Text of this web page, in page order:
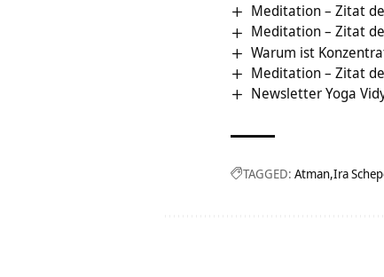
Meditation – Zitat
Meditation – Zitat
Warum ist
Meditation – Zitat
Newsletter Yoga
TAGGED: Atman Ira